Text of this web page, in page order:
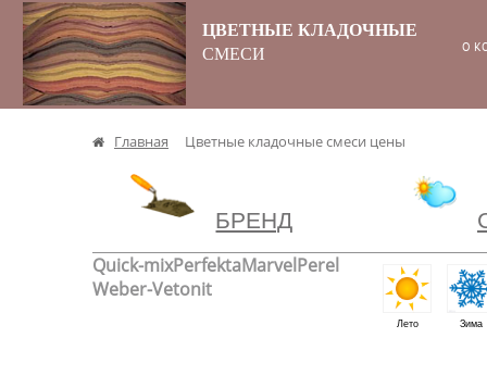
ЦВЕТНЫЕ КЛАДОЧНЫЕ
СМЕСИ
О
Главная Цветные кладочные смеси цены
БРЕНД
Quick-mixPerfektaMarvelPerel
Weber-Vetonit
Лето Зима